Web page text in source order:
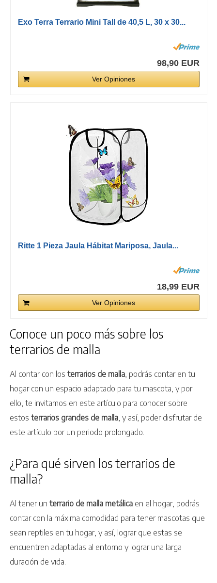
Exo Terra Terrario Mini Tall de 40,5 L, 30 x 30...
98,90 EUR
Ver Opiniones
Ritte 1 Pieza Jaula Hábitat Mariposa, Jaula...
18,99 EUR
Ver Opiniones
Conoce un poco más sobre los
terrarios de malla
Al contar con los terrarios de malla, podrás contar en tu
hogar con un espacio adaptado para tu mascota, y por
ello, te invitamos en este artículo para conocer sobre
estos terrarios grandes de malla, y así, poder disfrutar de
este artículo por un periodo prolongado.
¿Para qué sirven los terrarios de
malla?
Al tener un terrario de malla metálica en el hogar, podrás
contar con la máxima comodidad para tener mascotas que
sean reptiles en tu hogar, y así, lograr que estas se
encuentren adaptadas al entorno y lograr una larga
duración de vida.